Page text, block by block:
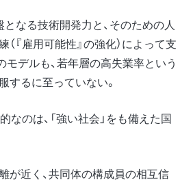
となる技術開発力と、そのための人
『雇用可能性』の強化）によって支
モデルも、若年層の高失業率という
するに至っていない。
なのは、「強い社会」をも備えた国
が近く、共同体の構成員の相互信